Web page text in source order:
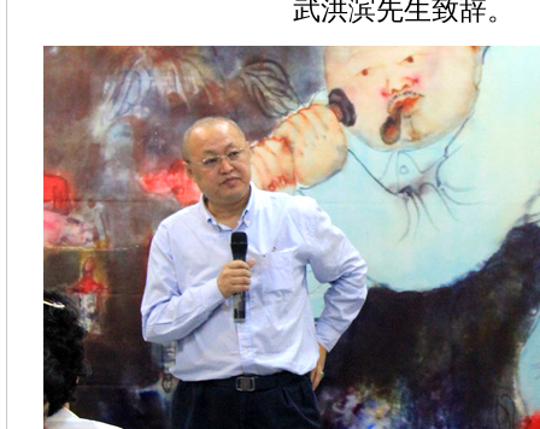
武洪滨先生致辞。